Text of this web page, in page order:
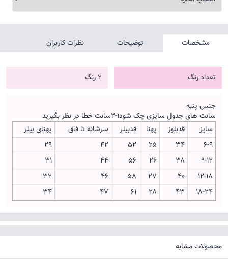
مشخصات توضیحات نظرات کاربران
تعداد رنگ 2 رنگ
جنس پنبه
سانت های جدول سایزی چک شود۱-۲سانت خطا در نظر بگیرید
سایز
قدبلوز پهنا قدبیلر سرشانه تا فاق
پهنای بیلر
۶-۹
34 ۲۵ ۵۲ ۴۲
۲۹
۹-۱۲
۳۸ ۲۶ ۵۶ ۴۴
۳۱
۱۲-۱۸
۴۰ ۲۷ ۵۸ ۴۶
۳۲
۱۸-۲۴
۴۳ ۲۸ ۶۱ ۴۷ ۳۴
محصولات مشابه